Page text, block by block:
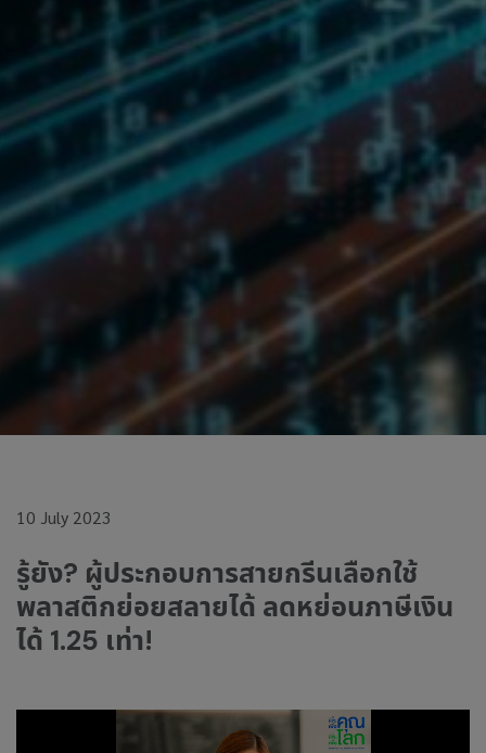
10 July 2023
รู้ยัง? ผู้ประกอบการสายกรีนเลือกใช้
พลาสติกย่อยสลายได้ ลดหย่อนภาษีเงิน
ได้ 1.25 เท่า!